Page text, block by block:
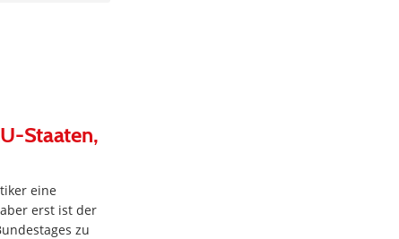
Staaten,
eine
erst ist der
zu